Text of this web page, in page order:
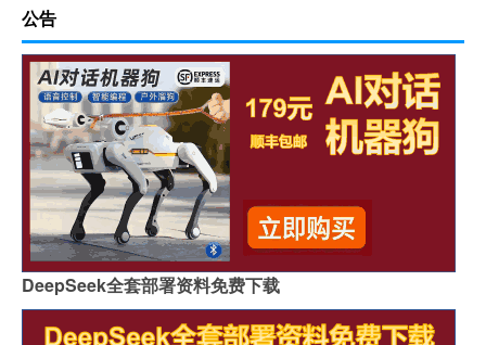
公告
DeepSeek全套部署资料免费下载